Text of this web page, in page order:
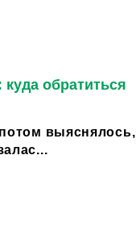
обратиться
выяснялось,